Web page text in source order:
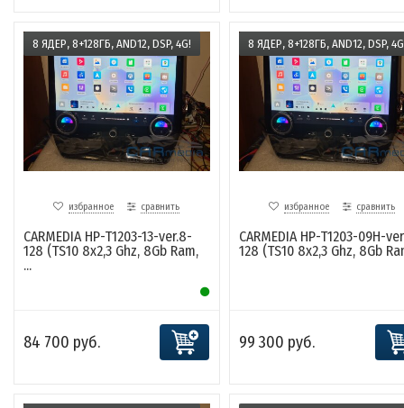
8 ЯДЕР, 8+128ГБ, AND12, DSP, 4G!
избранное сравнить
CARMEDIA HP-T1203-13-ver.8-
128 (TS10 8x2,3 Ghz, 8Gb Ram,
...
84 700 руб.
8 ЯДЕР, 8+128ГБ, AND12, DSP,
избранное сравнить
CARMEDIA HP-T1203-09H-
128 (TS10 8x2,3 Ghz, 8Gb
99 300 руб.